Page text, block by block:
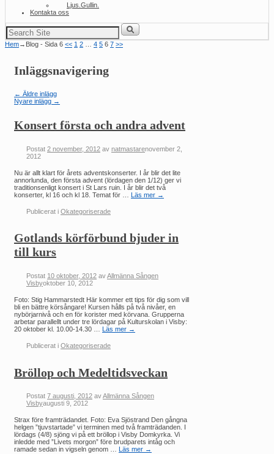
Ljus.Gullin.
Kontakta oss
Sök
efter:
Hem→ Blog - Sida 6 << 1 2 4 5 6 7 >>
Inläggsnavigering
← Äldre inlägg
Nyare inlägg →
Konsert första och andra advent
Postat 2 november, 2012 av natmastarenovember 2,
2012
Nu är allt klart för årets adventskonserter. I år blir det lite
annorlunda, den första advent (lördagen den 1/12) ger vi
traditionsenligt konsert i St Lars ruin. I år blir det två
konserter, kl 16 och kl 18. Temat för … Läs mer →
Publicerat i Okategoriserade
Gotlands körförbund bjuder in
till kurs
Postat 10 oktober, 2012 avAllmänna Sången
Visbyoktober 10, 2012
Foto: Stig Hammarstedt Här kommer ett tips för dig som vill
bli en bättre körsångare! Kursen hålls på två nivåer, en
nybörjarnivå och en för korister med körvana. Grupperna
arbetar parallellt under tre lördagar på Kulturskolan i Visby:
20 oktober kl. 10.00-14.30 … Läs mer →
Publicerat i Okategoriserade
Bröllop och Medeltidsveckan
Postat 7 augusti, 2012 avAllmänna Sången
Visbyaugusti 9, 2012
Strax före framträdandet. Foto: Eva Sjöstrand Den gångna
helgen ”tjuvstartade” vi terminen med två framträdanden. I
lördags (4/8) sjöng vi på ett bröllop i Visby Domkyrka. Vi
inledde med ”Livets morgon” före brudparets intåg och
ramade sedan in vigseln genom … Läs mer →